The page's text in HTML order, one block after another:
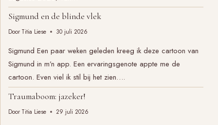
Sigmund en de blinde vlek
Door Titia Liese 30 juli 2026
Sigmund Een paar weken geleden kreeg ik deze cartoon van
Sigmund in m’n app. Een ervaringsgenote appte me de
cartoon. Even viel ik stil bij het zien….
Traumaboom: jazeker!
Door Titia Liese 29 juli 2026